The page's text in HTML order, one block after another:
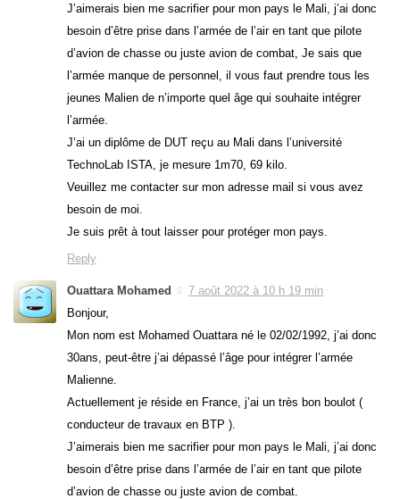
J’aimerais bien me sacrifier pour mon pays le Mali, j’ai donc
besoin d’être prise dans l’armée de l’air en tant que pilote
d’avion de chasse ou juste avion de combat, Je sais que
l’armée manque de personnel, il vous faut prendre tous les
jeunes Malien de n’importe quel âge qui souhaite intégrer
l’armée.
J’ai un diplôme de DUT reçu au Mali dans l’université
TechnoLab ISTA, je mesure 1m70, 69 kilo.
Veuillez me contacter sur mon adresse mail si vous avez
besoin de moi.
Je suis prêt à tout laisser pour protéger mon pays.
Reply
Ouattara Mohamed
7 août 2022 à 10 h 19 min
Bonjour,
Mon nom est Mohamed Ouattara né le 02/02/1992, j’ai donc
30ans, peut-être j’ai dépassé l’âge pour intégrer l’armée
Malienne.
Actuellement je réside en France, j’ai un très bon boulot (
conducteur de travaux en BTP ).
J’aimerais bien me sacrifier pour mon pays le Mali, j’ai donc
besoin d’être prise dans l’armée de l’air en tant que pilote
d’avion de chasse ou juste avion de combat.